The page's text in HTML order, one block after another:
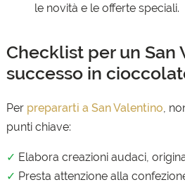
le novità e le offerte speciali.
Checklist per un San
successo in
Per prepararti a San Valentino,
punti chiave:
✓ Elabora creazioni audaci,
✓ Presta attenzione alla